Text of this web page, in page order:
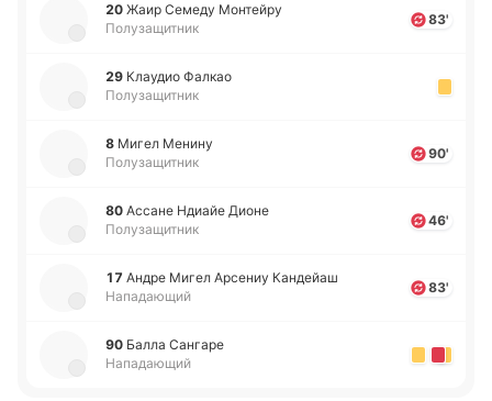
20 Жаир Семеду Мо­нтей­ру
Полузащитник
83'
29 Клау­дио Фалкао
Полузащитник
8 Мигел Менину
Полузащитник
90'
80 Ассане Ндиайе Дионе
Полузащитник
46'
17 Андре Мигел Арсе­ниу Ка­ндейаш
Нападающий
83'
90 Балла Са­нга­ре
Нападающий